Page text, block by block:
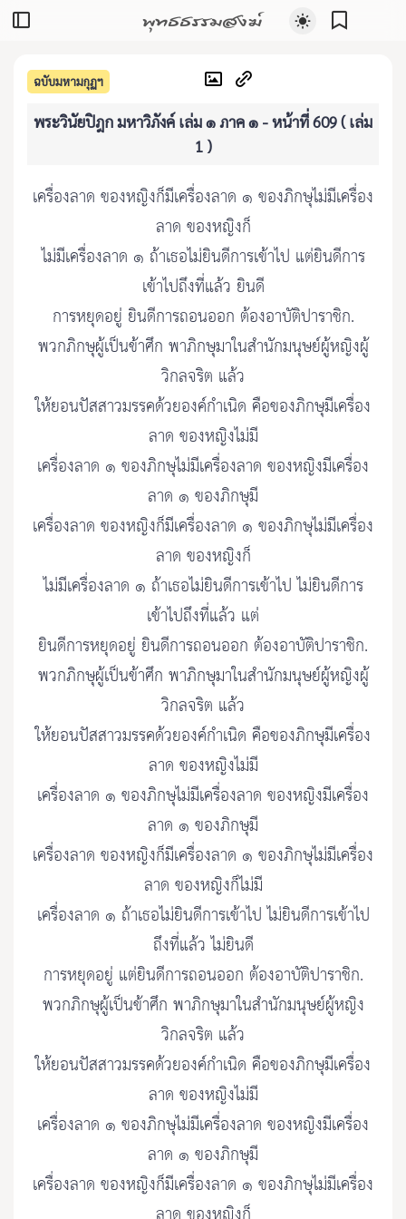
พุทธธรรมสงฆ์
ฉบับมหามกุฏฯ
พระวินัยปิฎก มหาวิภังค์ เล่ม ๑ ภาค ๑ - หน้าที่ 609 ( เล่ม
1 )
เครื่องลาด ของหญิงก็มีเครื่องลาด ๑ ของภิกษุไม่มีเครื่อง
ลาด ของหญิงก็
ไม่มีเครื่องลาด ๑ ถ้าเธอไม่ยินดีการเข้าไป แต่ยินดีการ
เข้าไปถึงที่แล้ว ยินดี
การหยุดอยู่ ยินดีการถอนออก ต้องอาบัติปาราชิก.
พวกภิกษุผู้เป็นข้าศึก พาภิกษุมาในสำนักมนุษย์ผู้หญิงผู้
วิกลจริต แล้ว
ให้ยอนปัสสาวมรรคด้วยองค์กำเนิด คือของภิกษุมีเครื่อง
ลาด ของหญิงไม่มี
เครื่องลาด ๑ ของภิกษุไม่มีเครื่องลาด ของหญิงมีเครื่อง
ลาด ๑ ของภิกษุมี
เครื่องลาด ของหญิงก็มีเครื่องลาด ๑ ของภิกษุไม่มีเครื่อง
ลาด ของหญิงก็
ไม่มีเครื่องลาด ๑ ถ้าเธอไม่ยินดีการเข้าไป ไม่ยินดีการ
เข้าไปถึงที่แล้ว แต่
ยินดีการหยุดอยู่ ยินดีการถอนออก ต้องอาบัติปาราชิก.
พวกภิกษุผู้เป็นข้าศึก พาภิกษุมาในสำนักมนุษย์ผู้หญิงผู้
วิกลจริต แล้ว
ให้ยอนปัสสาวมรรคด้วยองค์กำเนิด คือของภิกษุมีเครื่อง
ลาด ของหญิงไม่มี
เครื่องลาด ๑ ของภิกษุไม่มีเครื่องลาด ของหญิงมีเครื่อง
ลาด ๑ ของภิกษุมี
เครื่องลาด ของหญิงก็มีเครื่องลาด ๑ ของภิกษุไม่มีเครื่อง
ลาด ของหญิงก็ไม่มี
เครื่องลาด ๑ ถ้าเธอไม่ยินดีการเข้าไป ไม่ยินดีการเข้าไป
ถึงที่แล้ว ไม่ยินดี
การหยุดอยู่ แต่ยินดีการถอนออก ต้องอาบัติปาราชิก.
พวกภิกษุผู้เป็นข้าศึก พาภิกษุมาในสำนักมนุษย์ผู้หญิง
วิกลจริต แล้ว
ให้ยอนปัสสาวมรรคด้วยองค์กำเนิด คือของภิกษุมีเครื่อง
ลาด ของหญิงไม่มี
เครื่องลาด ๑ ของภิกษุไม่มีเครื่องลาด ของหญิงมีเครื่อง
ลาด ๑ ของภิกษุมี
เครื่องลาด ของหญิงก็มีเครื่องลาด ๑ ของภิกษุไม่มีเครื่อง